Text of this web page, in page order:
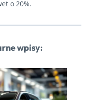
o 20%.
wpisy: